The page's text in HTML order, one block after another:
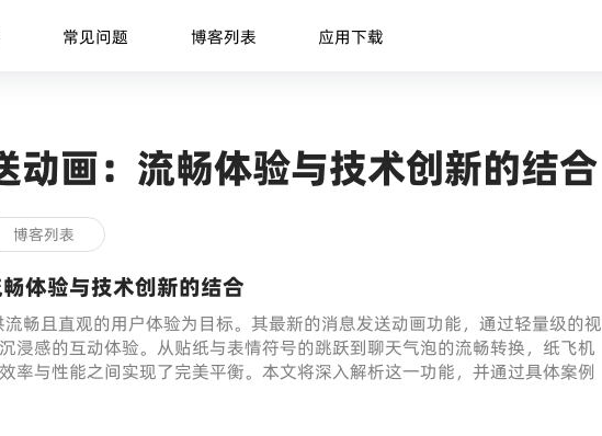
常见问题 博客列表 应用下载
动画：流畅体验与技术创新的结合
博客列表
体验与技术创新的结合
流畅且直观的用户体验为目标。其最新的消息发送动画功能，通过轻量级的视
浸感的互动体验。从贴纸与表情符号的跳跃到聊天气泡的流畅转换，纸飞机
率与性能之间实现了完美平衡。本文将深入解析这一功能，并通过具体案例